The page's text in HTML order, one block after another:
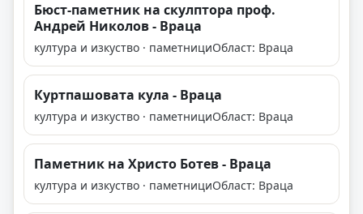
Бюст-паметник на скулптора проф.
Андрей Николов - Враца
култура и изкуство · паметнициОбласт: Враца
Куртпашовата кула - Враца
култура и изкуство · паметнициОбласт: Враца
Паметник на Христо Ботев - Враца
култура и изкуство · паметнициОбласт: Враца